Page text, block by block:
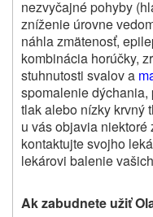
nezvyčajné pohyby
zníženie úrovne
náhla zmätenosť,
kombinácia horúčky,
stuhnutosti svalov a
spomalenie
tlak alebo nízky krvný
u vás objavia niektoré
kontaktujte svojho
lekárovi balenie
Ak zabudnete užiť